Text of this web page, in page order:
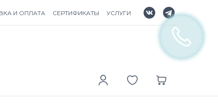
И ОПЛАТА СЕРТИФИКАТЫ УСЛУГИ